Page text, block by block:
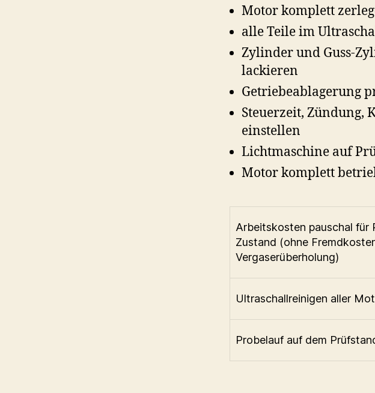
Motor komplett
alle Teile im
Zylinder und Guss-
lackieren
Getriebeablagerung
Steuerzeit, Zündung,
einstellen
Lichtmaschine auf
Motor komplett
Arbeitskosten pauschal für
Zustand (ohne
Vergaserüberholung)
Ultraschallreinigen aller
Probelauf auf dem